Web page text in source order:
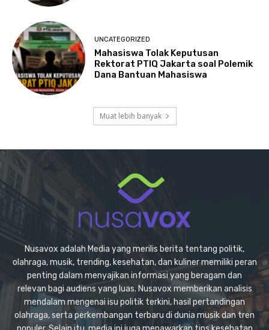
UNCATEGORIZED
Mahasiswa Tolak Keputusan
Rektorat PTIQ Jakarta soal Polemik
Dana Bantuan Mahasiswa
Muat lebih banyak
Nusavox adalah Media yang merilis berita tentang politik,
olahraga, musik, trending, kesehatan, dan kuliner memiliki peran
penting dalam menyajikan informasi yang beragam dan
relevan bagi audiens yang luas. Nusavox memberikan analisis
mendalam mengenai isu politik terkini, hasil pertandingan
olahraga, serta perkembangan terbaru di dunia musik dan tren